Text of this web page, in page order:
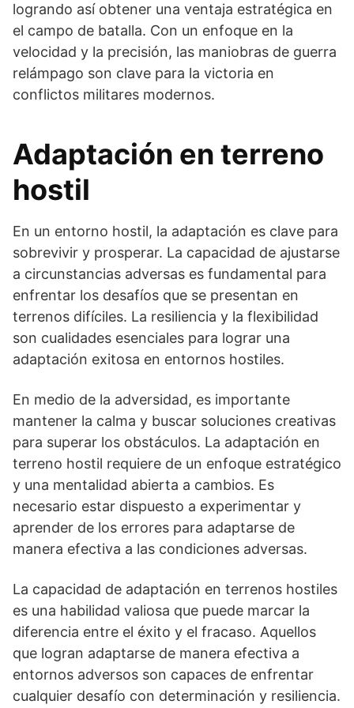
logrando así obtener una ventaja estratégica en
el campo de batalla. Con un enfoque en la
velocidad y la precisión, las maniobras de guerra
relámpago son clave para la victoria en
conflictos militares modernos.
Adaptación en terreno
hostil
En un entorno hostil, la adaptación es clave para
sobrevivir y prosperar. La capacidad de ajustarse
a circunstancias adversas es fundamental para
enfrentar los desafíos que se presentan en
terrenos difíciles. La resiliencia y la flexibilidad
son cualidades esenciales para lograr una
adaptación exitosa en entornos hostiles.
En medio de la adversidad, es importante
mantener la calma y buscar soluciones creativas
para superar los obstáculos. La adaptación en
terreno hostil requiere de un enfoque estratégico
y una mentalidad abierta a cambios. Es
necesario estar dispuesto a experimentar y
aprender de los errores para adaptarse de
manera efectiva a las condiciones adversas.
La capacidad de adaptación en terrenos hostiles
es una habilidad valiosa que puede marcar la
diferencia entre el éxito y el fracaso. Aquellos
que logran adaptarse de manera efectiva a
entornos adversos son capaces de enfrentar
cualquier desafío con determinación y resiliencia.